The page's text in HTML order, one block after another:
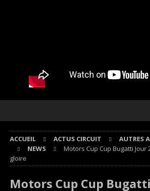
ACCUEIL ACTUS CIRCUIT
AUTRES
NEWS
Motors Cup Cup Bugatti Jour
gloire
Motors Cup Cup